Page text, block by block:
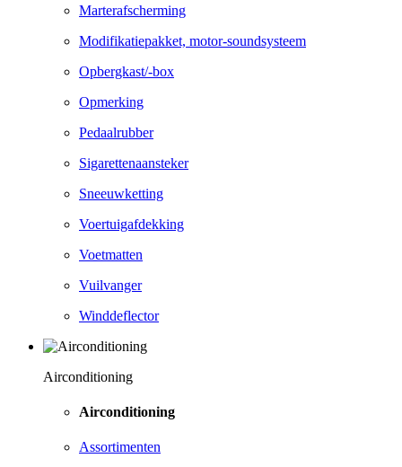
Marterafscherming
Modifikatiepakket, motor-soundsysteem
Opbergkast/-box
Opmerking
Pedaalrubber
Sigarettenaansteker
Sneeuwketting
Voertuigafdekking
Voetmatten
Vuilvanger
Winddeflector
Airconditioning
Airconditioning
Assortimenten